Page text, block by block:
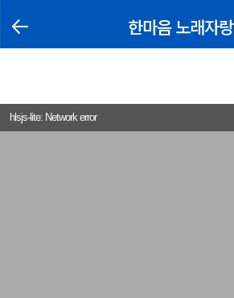
한마음 노래자랑
hlsjs-lite: Network error